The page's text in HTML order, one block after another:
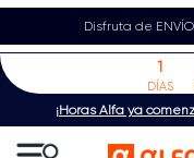
Disfruta de
¡Horas Alfa ya
1
DÍAS